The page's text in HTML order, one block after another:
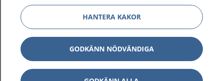
1177 på flera språk Visa
Om 1177 Visa
Kontakt Visa
HANTERA KAKOR
GODKÄNN NÖDVÄNDIGA